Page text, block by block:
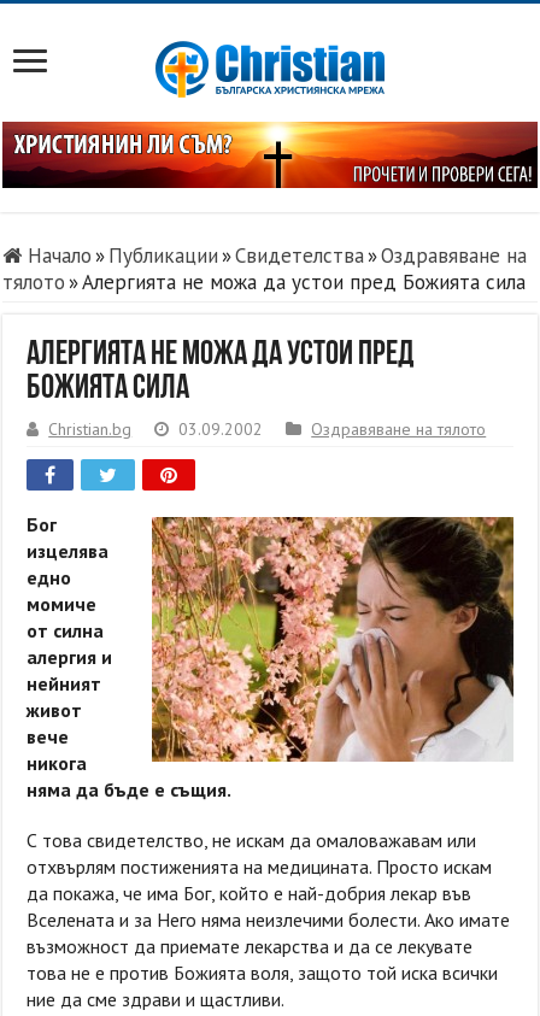
Начало»Публикации»Свидетелства»Оздравяване на
тялото»Алергията не можа да устои пред Божията сила
Алергията не можа да устои пред
Божията сила
Christian.bg 03.09.2002 Оздравяване на тялото
Бог
изцелява
едно
момиче
от силна
алергия и
нейният
живот
вече
никога
няма да бъде е същия.
С това свидетелство, не искам да омаловажавам или
отхвърлям постиженията на медицината. Просто искам
да покажа, че има Бог, който е най-добрия лекар във
Вселената и за Него няма неизлечими болести. Ако имате
възможност да приемате лекарства и да се лекувате
това не е против Божията воля, защото той иска всички
ние да сме здрави и щастливи.